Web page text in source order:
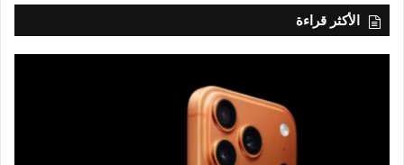
الأكثر قراءة